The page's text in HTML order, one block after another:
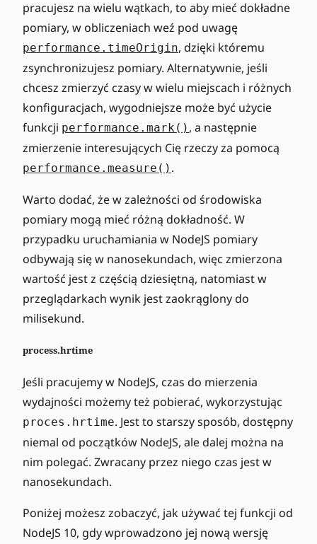
pracujesz na wielu wątkach, to aby mieć dokładne
pomiary, w obliczeniach weź pod uwagę
performance.timeOrigin, dzięki któremu
zsynchronizujesz pomiary. Alternatywnie, jeśli
chcesz zmierzyć czasy w wielu miejscach i różnych
konfiguracjach, wygodniejsze może być użycie
funkcji performance.mark() , a następnie
zmierzenie interesujących Cię rzeczy za pomocą
performance.measure() .
Warto dodać, że w zależności od środowiska
pomiary mogą mieć różną dokładność. W
przypadku uruchamiania w NodeJS pomiary
odbywają się w nanosekundach, więc zmierzona
wartość jest z częścią dziesiętną, natomiast w
przeglądarkach wynik jest zaokrąglony do
milisekund.
process.hrtime
Jeśli pracujemy w NodeJS, czas do mierzenia
wydajności możemy też pobierać, wykorzystując
proces.hrtime. Jest to starszy sposób, dostępny
niemal od początków NodeJS, ale dalej można na
nim polegać. Zwracany przez niego czas jest w
nanosekundach.
Poniżej możesz zobaczyć, jak używać tej funkcji od
NodeJS 10, gdy wprowadzono jej nową wersję